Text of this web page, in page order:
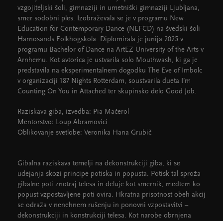
vzgojiteljski šoli, gimnaziji in umetniški gimnaziji Ljubljana,
smer sodobni ples. Izobraževala se je v programu New
Education for Contemporary Dance (NEFCD) na švedski šoli
Härnösands Folkhögskola. Diplomirala je junija 2025 v
programu Bachelor of Dance na ArtEZ University of the Arts v
Arnhemu. Kot avtorica je ustvarila solo Mouthwash, ki ga je
predstavila na eksperimentalnem dogodku The Eve of Imbolc
v organizaciji 187 Nights Rotterdam, soustvarila dueta I’m
Counting On You in Attached ter skupinsko delo Good Job.
Raziskava giba, izvedba: Pia Mačerol
Mentorstvo: Loup Abramovici
Oblikovanje svetlobe: Veronika Hana Grubič
Gibalna raziskava temelji na dekonstrukciji giba, ki se
udejanja skozi principe potiska in popusta. Potisk tal sproža
gibalne poti znotraj telesa in deluje kot smernik, medtem ko
popust vzpostavljene poti ovira. Hkratna prisotnost obeh akcij
se odraža v nenehnem rušenju in ponovni vzpostavitvi –
dekonstrukciji in konstrukciji telesa. Kot narobe obrnjena